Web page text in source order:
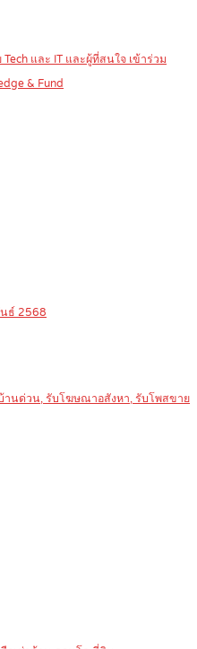
และ IT และผู้ที่สนใจ เข้าร่วม
& Fund
ธ์ 2568
นด่วน, รับโฆษณาอสังหา, รับโพสขาย